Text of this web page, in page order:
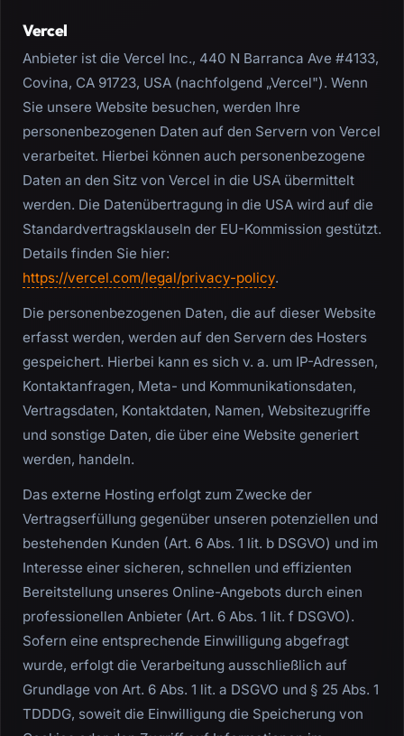
Vercel
Anbieter ist die Vercel Inc., 440 N Barranca Ave #4133,
Covina, CA 91723, USA (nachfolgend „Vercel"). Wenn
Sie unsere Website besuchen, werden Ihre
personenbezogenen Daten auf den Servern von Vercel
verarbeitet. Hierbei können auch personenbezogene
Daten an den Sitz von Vercel in die USA übermittelt
werden. Die Datenübertragung in die USA wird auf die
Standardvertragsklauseln der EU-Kommission gestützt.
Details finden Sie hier:
https://vercel.com/legal/privacy-policy.
Die personenbezogenen Daten, die auf dieser Website
erfasst werden, werden auf den Servern des Hosters
gespeichert. Hierbei kann es sich v. a. um IP-Adressen,
Kontaktanfragen, Meta- und Kommunikationsdaten,
Vertragsdaten, Kontaktdaten, Namen, Websitezugriffe
und sonstige Daten, die über eine Website generiert
werden, handeln.
Das externe Hosting erfolgt zum Zwecke der
Vertragserfüllung gegenüber unseren potenziellen und
bestehenden Kunden (Art. 6 Abs. 1 lit. b DSGVO) und im
Interesse einer sicheren, schnellen und effizienten
Bereitstellung unseres Online-Angebots durch einen
professionellen Anbieter (Art. 6 Abs. 1 lit. f DSGVO).
Sofern eine entsprechende Einwilligung abgefragt
wurde, erfolgt die Verarbeitung ausschließlich auf
Grundlage von Art. 6 Abs. 1 lit. a DSGVO und § 25 Abs. 1
TDDDG, soweit die Einwilligung die Speicherung von